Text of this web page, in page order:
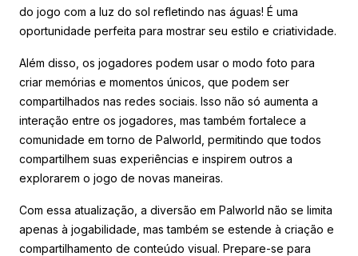
do jogo com a luz do sol refletindo nas águas! É uma
oportunidade perfeita para mostrar seu estilo e criatividade.
Além disso, os jogadores podem usar o modo foto para
criar memórias e momentos únicos, que podem ser
compartilhados nas redes sociais. Isso não só aumenta a
interação entre os jogadores, mas também fortalece a
comunidade em torno de Palworld, permitindo que todos
compartilhem suas experiências e inspirem outros a
explorarem o jogo de novas maneiras.
Com essa atualização, a diversão em Palworld não se limita
apenas à jogabilidade, mas também se estende à criação e
compartilhamento de conteúdo visual. Prepare-se para